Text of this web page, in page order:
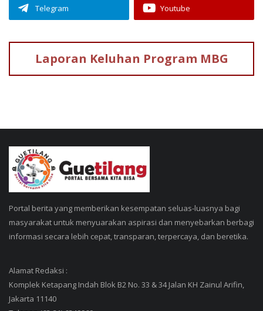
Telegram Youtube
Laporan Keluhan Program MBG
Portal berita yang memberikan kesempatan seluas-luasnya bagi
masyarakat untuk menyuarakan aspirasi dan menyebarkan berbagi
informasi secara lebih cepat, transparan, terpercaya, dan beretika.
Alamat Redaksi :
Komplek Ketapang Indah Blok B2 No. 33 & 34 Jalan KH Zainul Arifin,
Jakarta 11140